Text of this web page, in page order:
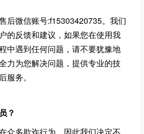
后微信账号:f15303420735。我们
的反馈和建议，如果您在使用我
中遇到任何问题，请不要犹豫地
力为您解决问题，提供专业的技
服务。
？
众多欺诈行为，因此我们决定不